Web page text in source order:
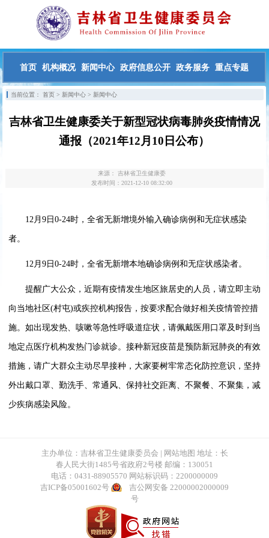
首页 机构概况 新闻中心 政府信息公开 政务服务 重点专题
当前位置： 首页 > 新闻中心 > 新闻中心
吉林省卫生健康委关于新型冠状病毒肺炎疫情情况
通报（2021年12月10日公布）
来源：吉林省卫生健康委
发布时间：2021-12-10 08:32:00
12月9日0-24时，全省无新增境外输入确诊病例和无症状感染
者。
12月9日0-24时，全省无新增本地确诊病例和无症状感染者。
提醒广大公众，近期有疫情发生地区旅居史的人员，请立即主动
向当地社区(村屯)或疾控机构报告，按要求配合做好相关疫情管控措
施。如出现发热、咳嗽等急性呼吸道症状，请佩戴医用口罩及时到当
地定点医疗机构发热门诊就诊。接种新冠疫苗是预防新冠肺炎的有效
措施，请广大群众主动尽早接种，大家要树牢常态化防控意识，坚持
外出戴口罩、勤洗手、常通风、保持社交距离、不聚餐、不聚集，减
少疾病感染风险。
主办单位：吉林省卫生健康委员会 | 网站地图 地址：长
春人民大街1485号省政府2号楼 邮编：130051
电话：0431-88905570 网站标识码：2200000009
吉ICP备05001602号
吉公网安备 22000002000009
号